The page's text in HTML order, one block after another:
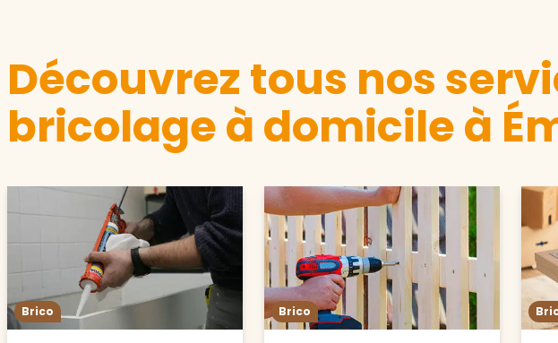
Découvrez tous nos
bricolage à domicile à
Brico Brico